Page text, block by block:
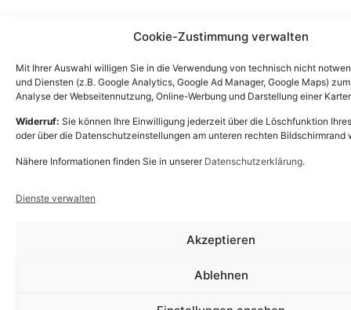
Cookie-Zustimmung verwalten
Mit Ihrer Auswahl willigen Sie in die Verwendung von technisch nicht
und Diensten (z.B. Google Analytics, Google Ad Manager, Google Maps)
Analyse der Webseitennutzung, Online-Werbung und Darstellung einer
Widerruf: Sie können Ihre Einwilligung jederzeit über die Löschfunktion
oder über die Datenschutzeinstellungen am unteren rechten Bildschirmrand
Nähere Informationen finden Sie in unserer Datenschutzerklärung.
Dienste verwalten
Akzeptieren
Ablehnen